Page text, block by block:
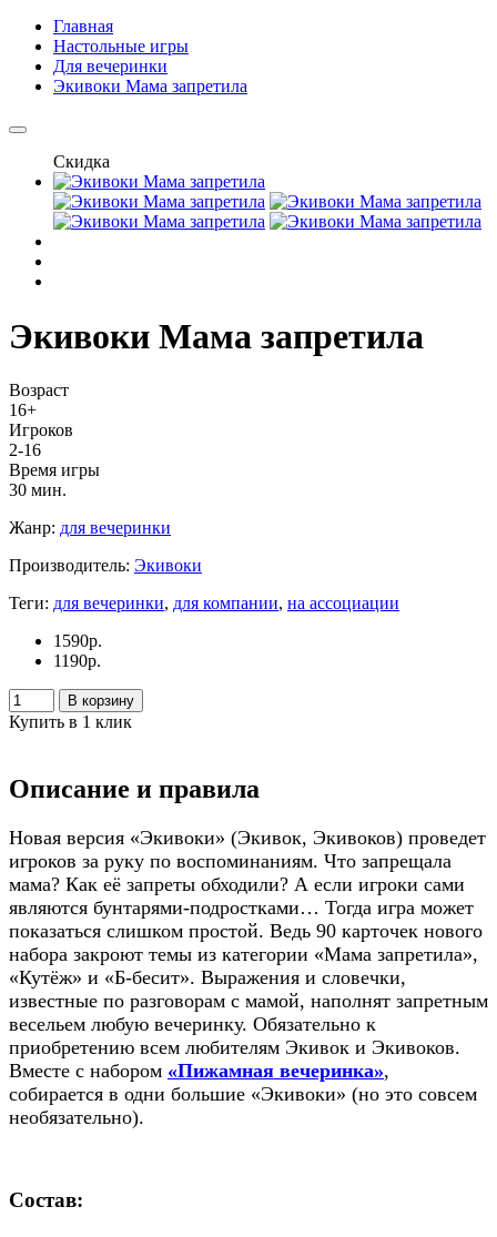
Главная
Настольные игры
Для вечеринки
Экивоки Мама запретила
Скидка
Экивоки Мама запретила
Возраст
16+
Игроков
2-16
Время игры
30 мин.
Жанр: для вечеринки
Производитель: Экивоки
Теги: для вечеринки, для компании, на ассоциации
1590р.
1190р.
В корзину
Купить в 1 клик
Описание и правила
Новая версия «Экивоки» (Экивок, Экивоков) проведет
игроков за руку по воспоминаниям. Что запрещала
мама? Как её запреты обходили? А если игроки сами
являются бунтарями-подростками… Тогда игра может
показаться слишком простой. Ведь 90 карточек нового
набора закроют темы из категории «Мама запретила»,
«Кутёж» и «Б-бесит». Выражения и словечки,
известные по разговорам с мамой, наполнят запретным
весельем любую вечеринку. Обязательно к
приобретению всем любителям Экивок и Экивоков.
Вместе с набором «Пижамная вечеринка»,
собирается в одни большие «Экивоки» (но это совсем
необязательно).
Состав: